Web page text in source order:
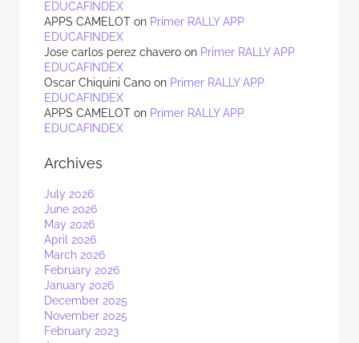
EDUCAFINDEX
APPS CAMELOT on Primer RALLY APP
EDUCAFINDEX
Jose carlos perez chavero on Primer RALLY APP
EDUCAFINDEX
Oscar Chiquini Cano on Primer RALLY APP
EDUCAFINDEX
APPS CAMELOT on Primer RALLY APP
EDUCAFINDEX
Archives
July 2026
June 2026
May 2026
April 2026
March 2026
February 2026
January 2026
December 2025
November 2025
February 2023